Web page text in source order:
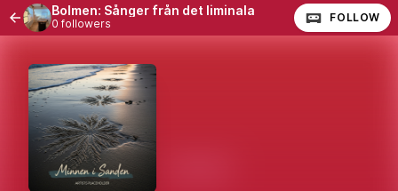
Bolmen: Sånger från det liminala
0 followers FOLLOW